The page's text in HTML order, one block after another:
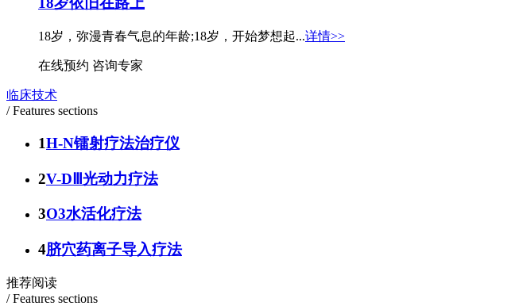
18岁，弥漫青春气息的年龄;18岁，开始梦想起...详情>>
在线预约 咨询专家
临床技术
/ Features sections
1H-N镭射疗法治疗仪
2V-DⅢ光动力疗法
3O3水活化疗法
4脐穴药离子导入疗法
推荐阅读
/ Features sections